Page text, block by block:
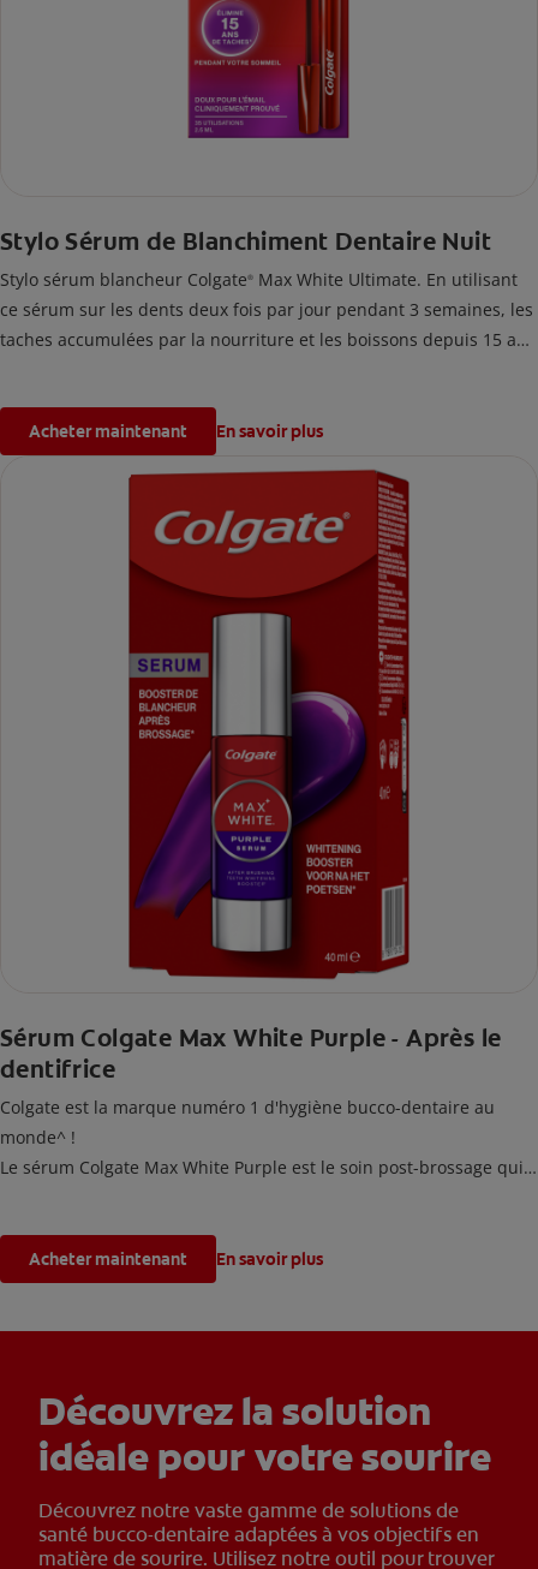
Stylo Sérum de Blanchiment Dentaire Nuit
Stylo sérum blancheur Colgate® Max White Ultimate. En utilisant
ce sérum sur les dents deux fois par jour pendant 3 semaines, les
taches accumulées par la nourriture et les boissons depuis 15 ans
Acheter maintenant En savoir plus
Sérum Colgate Max White Purple - Après le
dentifrice
Colgate est la marque numéro 1 d'hygiène bucco-dentaire au
monde^ !
Le sérum Colgate Max White Purple est le soin post-brossage qui
*L’effet instantané est temporaire.
Acheter maintenant En savoir plus
Découvrez la solution
idéale pour votre sourire
Découvrez notre vaste gamme de solutions de
santé bucco-dentaire adaptées à vos objectifs en
matière de sourire. Utilisez notre outil pour trouver